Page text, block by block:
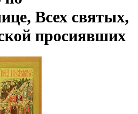
Всех святых,
просиявших